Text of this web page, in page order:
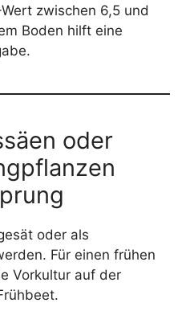
zwischen 6,5 und
Boden hilft eine
oder
oder als
Für einen frühen
Vorkultur auf der